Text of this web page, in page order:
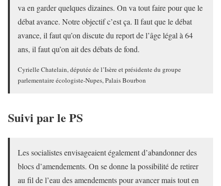
va en garder quelques dizaines. On va tout faire pour que le
débat avance. Notre objectif c’est ça. Il faut que le débat
avance, il faut qu’on discute du report de l’âge légal à 64
ans, il faut qu’on ait des débats de fond.
Cyrielle Chatelain, députée de l’Isère et présidente du groupe
parlementaire écologiste-Nupes, Palais Bourbon
Suivi par le PS
Les socialistes envisageaient également d’abandonner des
blocs d’amendements. On se donne la possibilité de retirer
au fil de l’eau des amendements pour avancer mais tout en